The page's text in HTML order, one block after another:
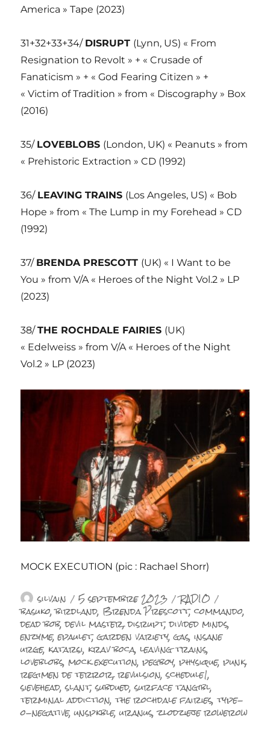
America » Tape (2023)
31+32+33+34/ DISRUPT (Lynn, US) « From
Resignation to Revolt » + « Crusade of
Fanaticism » + « God Fearing Citizen » +
« Victim of Tradition » from « Discography » Box
(2016)
35/ LOVEBLOBS (London, UK) « Peanuts » from
« Prehistoric Extraction » CD (1992)
36/ LEAVING TRAINS (Los Angeles, US) « Bob
Hope » from « The Lump in my Forehead » CD
(1992)
37/ BRENDA PRESCOTT (UK) « I Want to be
You » from V/A « Heroes of the Night Vol.2 » LP
(2023)
38/THE ROCHDALE FAIRIES (UK)
« Edelweiss » from V/A « Heroes of the Night
Vol.2 » LP (2023)
MOCK EXECUTION (pic : Rachael Shorr)
Auteur
silvain Publié
le
5 septembre 2023 Catégories
RADIO
basuko,birdland, Brenda Prescott,commando,
dead bob,devil master,disrupt,divided minds,
enzyme,epaulet,garden variety,gas,insane
urge, katarsi, krav boca,leaving trains,
loveblobs,mock execution,pegboy,physique,punk,
regimen de terror,revulsion,schedule1,
sievehead,slant,subdued,surface tangibl,
terminal addiction,the rochdale fairies,type-
o-negative,unspkble,uranus,zlodzieje rowerow